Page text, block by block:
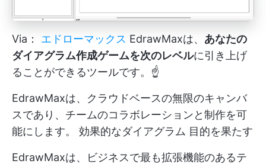
Via： エドローマックス EdrawMaxは、 あなたの
ダイアグラム作成ゲームを次のレベルに引き上げ
ることができるツールです。☝️
EdrawMaxは、クラウドベースの無限のキャンバ
スであり、チームのコラボレーションと制作を可
能にします。 効果的なダイアグラム 目的を果たす
EdrawMaxは、ビジネスで最も拡張機能のあるテ